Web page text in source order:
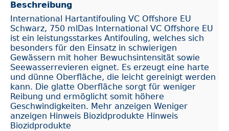
Beschreibung
International Hartantifouling VC Offshore EU
Schwarz, 750 mlDas International VC Offshore EU
ist ein leistungsstarkes Antifouling, welches sich
besonders für den Einsatz in schwierigen
Gewässern mit hoher Bewuchsintensität sowie
Seewasserrevieren eignet. Es erzeugt eine harte
und dünne Oberfläche, die leicht gereinigt werden
kann. Die glatte Oberfläche sorgt für weniger
Reibung und ermöglicht somit höhere
Geschwindigkeiten. Mehr anzeigen Weniger
anzeigen Hinweis Biozidprodukte Hinweis
Biozidprodukte